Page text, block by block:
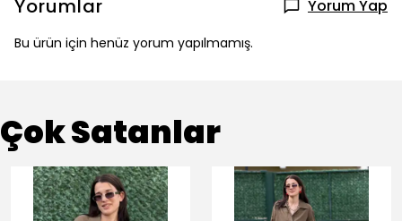
Yorumlar Yorum Yap
Bu ürün için henüz yorum yapılmamış.
Çok Satanlar